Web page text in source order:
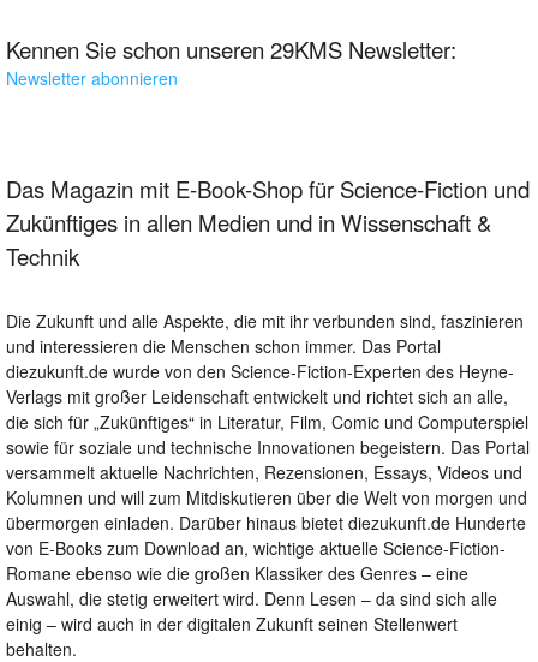
Kennen Sie schon unseren 29KMS Newsletter:
Newsletter abonnieren
Das Magazin mit E-Book-Shop für Science-Fiction und
Zukünftiges in allen Medien und in Wissenschaft &
Technik
Die Zukunft und alle Aspekte, die mit ihr verbunden sind, faszinieren
und interessieren die Menschen schon immer. Das Portal
diezukunft.de wurde von den Science-Fiction-Experten des Heyne-
Verlags mit großer Leidenschaft entwickelt und richtet sich an alle,
die sich für „Zukünftiges“ in Literatur, Film, Comic und Computerspiel
sowie für soziale und technische Innovationen begeistern. Das Portal
versammelt aktuelle Nachrichten, Rezensionen, Essays, Videos und
Kolumnen und will zum Mitdiskutieren über die Welt von morgen und
übermorgen einladen. Darüber hinaus bietet diezukunft.de Hunderte
von E-Books zum Download an, wichtige aktuelle Science-Fiction-
Romane ebenso wie die großen Klassiker des Genres – eine
Auswahl, die stetig erweitert wird. Denn Lesen – da sind sich alle
einig – wird auch in der digitalen Zukunft seinen Stellenwert
behalten.